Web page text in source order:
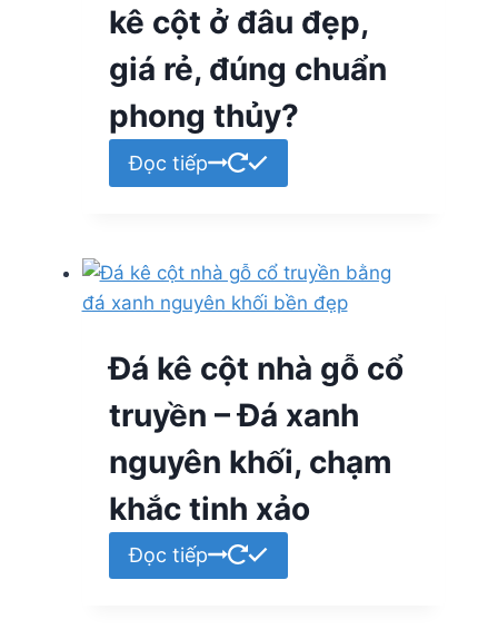
kê cột ở đâu đẹp,
giá rẻ, đúng chuẩn
phong thủy?
Đọc tiếp
Đá kê cột nhà gỗ cổ
truyền – Đá xanh
nguyên khối, chạm
khắc tinh xảo
Đọc tiếp